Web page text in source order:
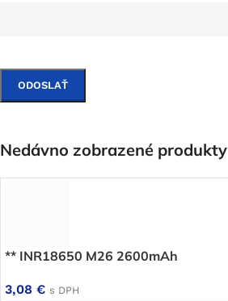
Nedávno zobrazené produkty
** INR18650 M26 2600mAh
3,08 € s DPH